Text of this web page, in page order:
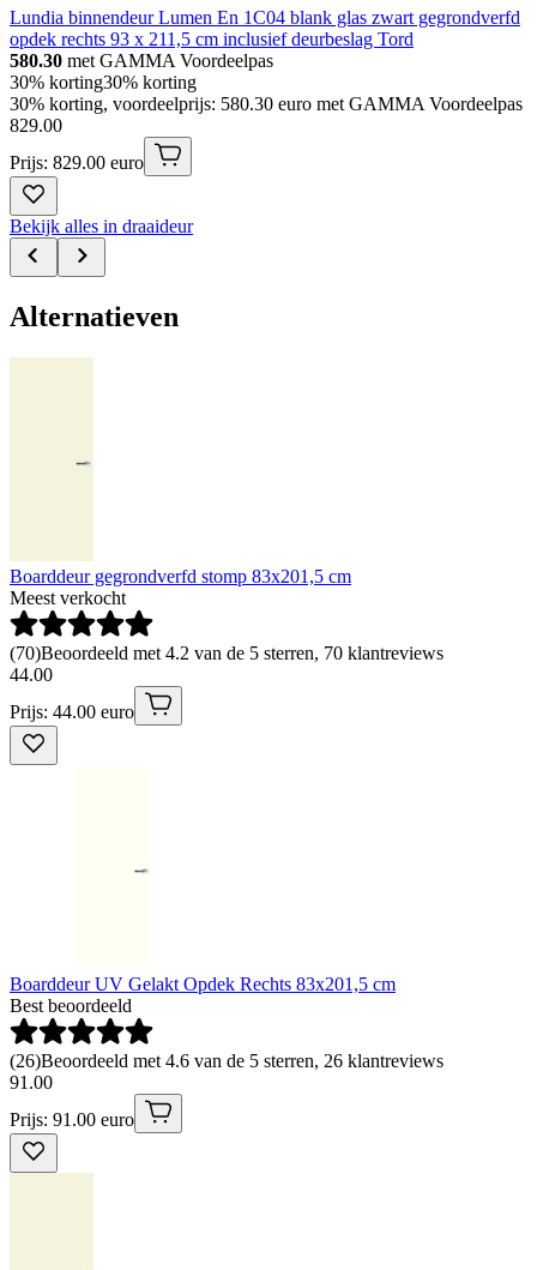
Lundia binnendeur Lumen En 1C04 blank glas zwart gegrondverfd
opdek rechts 93 x 211,5 cm inclusief deurbeslag Tord
580.30 met GAMMA Voordeelpas
30% korting30% korting
30% korting, voordeelprijs: 580.30 euro met GAMMA Voordeelpas
829.00
Prijs: 829.00 euro
Bekijk alles in draaideur
Alternatieven
Boarddeur gegrondverfd stomp 83x201,5 cm
Meest verkocht
(70)Beoordeeld met 4.2 van de 5 sterren, 70 klantreviews
44.00
Prijs: 44.00 euro
Boarddeur UV Gelakt Opdek Rechts 83x201,5 cm
Best beoordeeld
(26)Beoordeeld met 4.6 van de 5 sterren, 26 klantreviews
91 .00
Prijs: 91.00 euro